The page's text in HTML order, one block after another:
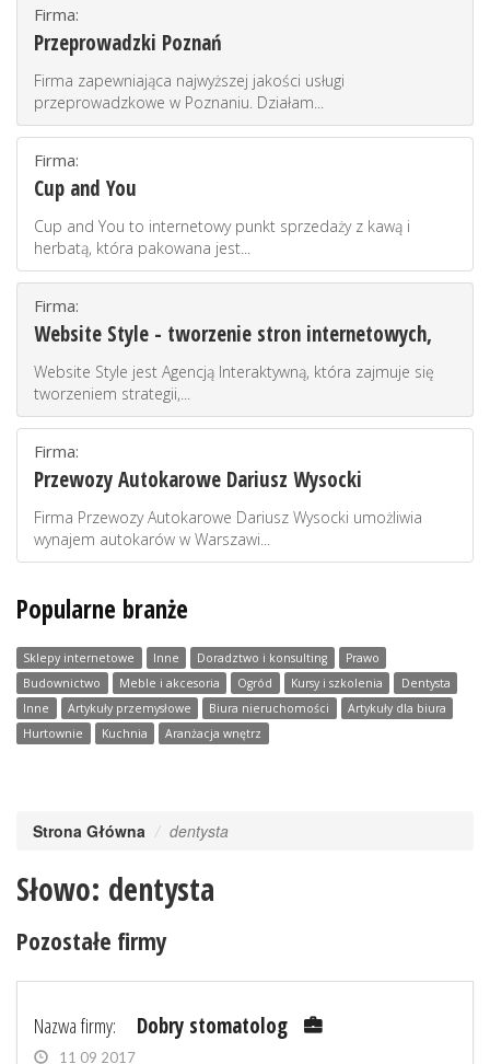
Firma:
Przeprowadzki Poznań
Firma zapewniająca najwyższej jakości usługi
przeprowadzkowe w Poznaniu. Działam...
Firma:
Cup and You
Cup and You to internetowy punkt sprzedaży z kawą i
herbatą, która pakowana jest...
Firma:
Website Style - tworzenie stron internetowych,
Website Style jest Agencją Interaktywną, która zajmuje się
tworzeniem strategii,...
Firma:
Przewozy Autokarowe Dariusz Wysocki
Firma Przewozy Autokarowe Dariusz Wysocki umożliwia
wynajem autokarów w Warszawi...
Popularne branże
Sklepy internetowe Inne Doradztwo i konsulting
Prawo
Budownictwo
Meble i akcesoria Ogród Kursy i szkolenia
Dentysta
Inne
Artykuły przemysłowe Biura nieruchomości
Artykuły dla biura
Hurtownie
Kuchnia Aranżacja wnętrz
Strona Główna dentysta
Słowo: dentysta
Pozostałe firmy
Nazwa firmy: Dobry stomatolog
11 09 2017